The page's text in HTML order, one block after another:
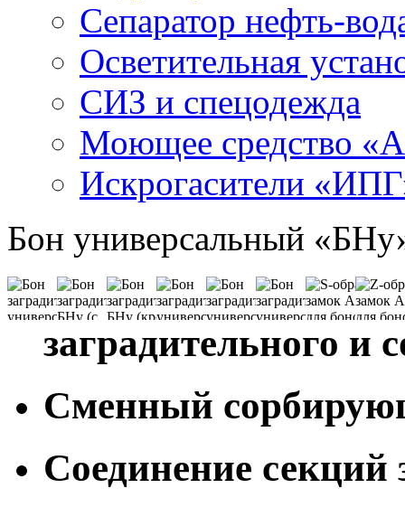
Сепаратор нефть-
Осветительная
СИЗ и спецодежда
Моющее средство
Искрогасители
Бон универсальный
заградительного и
Сменный
Соединение